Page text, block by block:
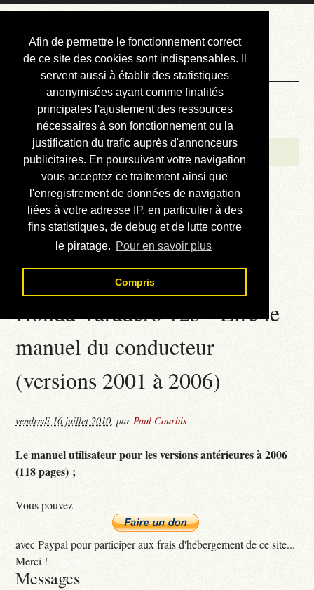
Afin de permettre le fonctionnement correct
de ce site des cookies sont indispensables. Il
servent aussi à établir des statistiques
anonymisées ayant comme finalités
principales l'ajustement des ressources
nécessaires à son fonctionnement ou la
justification du trafic auprès d'annonceurs
publicitaires. En poursuivant votre navigation
vous acceptez ce traitement ainsi que
l'enregistrement de données de navigation
liées à votre adresse IP, en particulier à des
fins statistiques, de debug et de lutte contre
le piratage. Pour en savoir plus
Compris
Courbis, « LE »
Blog Officiel
Bienvenue
Réalisations
Divers (et d’été)
Annonces
Liens externes
Téléchargement
Contact
Honda Varadero 125 - Lire le
manuel du conducteur
(versions 2001 à 2006)
vendredi 16 juillet 2010,parPaul Courbis
Le manuel utilisateur pour les versions antérieures à 2006
(118 pages) ;
Vous pouvez
avec Paypal pour participer aux frais d'hébergement de ce site...
Merci !
Messages